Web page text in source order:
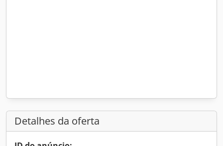
Detalhes da oferta